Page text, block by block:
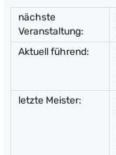
nächste
Veranstaltung:
Aktuell führend:
letzte Meister: